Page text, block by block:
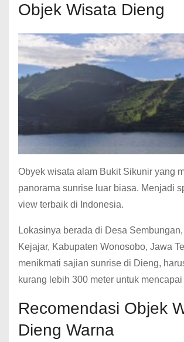
Objek Wisata Dieng
Obyek wisata alam Bukit Sikunir yang
panorama sunrise luar biasa. Menjadi
view terbaik di Indonesia.
Lokasinya berada di Desa
Kejajar, Kabupaten Wonosobo, Jawa
menikmati sajian sunrise di Dieng,
kurang lebih 300 meter untuk
Recomendasi Objek
Dieng Warna